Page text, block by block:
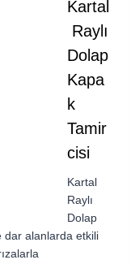
Kartal
Raylı
Dolap
Kapa
k
Tamir
cisi
Kartal
Raylı
Dolap
dar alanlarda etkili